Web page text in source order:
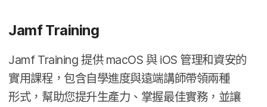
Jamf Training
Jamf Training提供macOS 與iOS 管理​和​資安​的​
實用​課程，​包含​自學​進度​與​遠端​講師​帶領​兩​種​
形式，​幫助​您​提升​生​產力、​掌握​最佳​實務，​並​讓​